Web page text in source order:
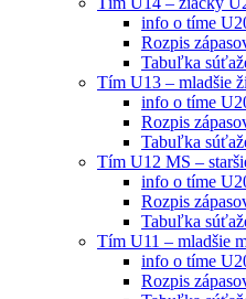
info o tíme
Rozpis
Tabuľka
Tím U13 – mladšie
info o tíme
Rozpis
Tabuľka
Tím U12 MS –
info o tíme
Rozpis
Tabuľka
Tím U11 – mladšie
info o tíme
Rozpis